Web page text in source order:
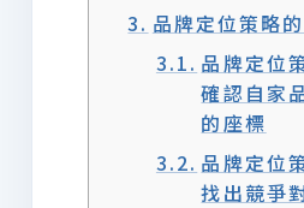
品牌定位策略
品牌定位
確認自家
的座標
品牌定位
找出競爭